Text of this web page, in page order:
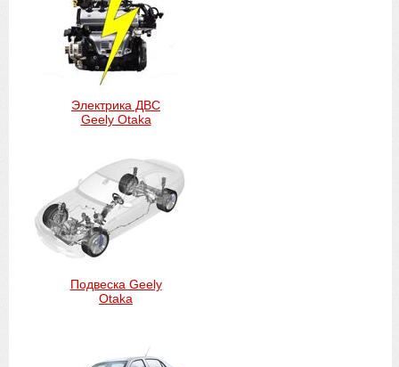
Электрика ДВС
Geely Otaka
Подвеска Geely
Otaka